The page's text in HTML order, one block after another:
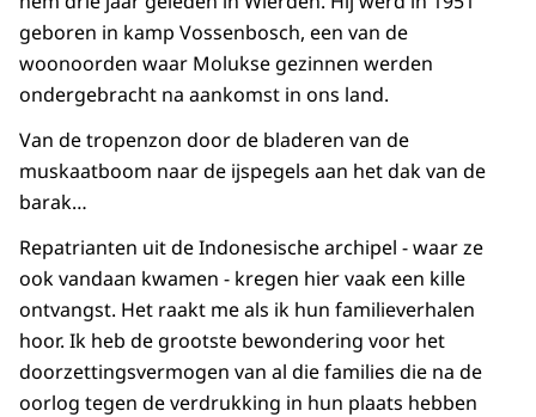
geboren in kamp Vossenbosch, een van de
woonoorden waar Molukse gezinnen werden
ondergebracht na aankomst in ons land.
Van de tropenzon door de bladeren van de
muskaatboom naar de ijspegels aan het dak van de
barak…
Repatrianten uit de Indonesische archipel - waar ze
ook vandaan kwamen - kregen hier vaak een kille
ontvangst. Het raakt me als ik hun familieverhalen
hoor. Ik heb de grootste bewondering voor het
doorzettingsvermogen van al die families die na de
oorlog tegen de verdrukking in hun plaats hebben